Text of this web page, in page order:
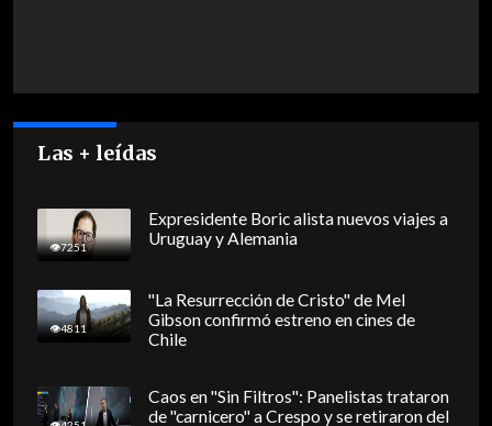
Las + leídas
7251
Expresidente Boric alista nuevos viajes a
Uruguay y Alemania
4811
"La Resurrección de Cristo" de Mel
Gibson confirmó estreno en cines de
Chile
Caos en "Sin Filtros": Panelistas trataron
de "carnicero" a Crespo y se retiraron del